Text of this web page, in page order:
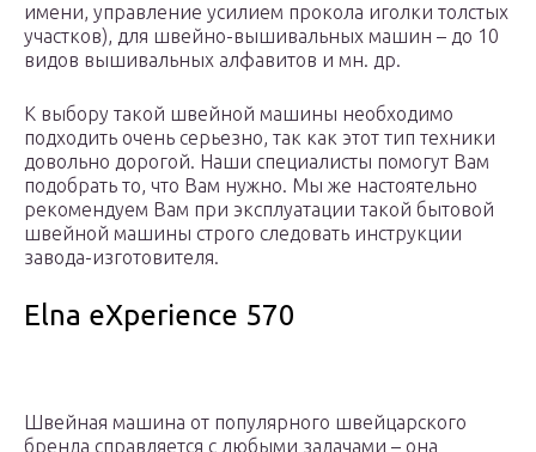
имени, управление усилием прокола иголки толстых
участков), для швейно-вышивальных машин – до 10
видов вышивальных алфавитов и мн. др.
К выбору такой швейной машины необходимо
подходить очень серьезно, так как этот тип техники
довольно дорогой. Наши специалисты помогут Вам
подобрать то, что Вам нужно. Мы же настоятельно
рекомендуем Вам при эксплуатации такой бытовой
швейной машины строго следовать инструкции
завода-изготовителя.
Elna eXperience 570
Швейная машина от популярного швейцарского
бренда справляется с любыми задачами – она